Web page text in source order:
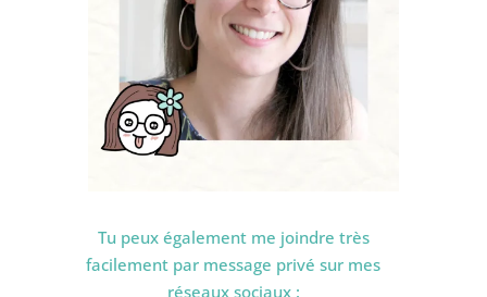
Tu peux également me joindre très
facilement par message privé sur mes
réseaux sociaux :